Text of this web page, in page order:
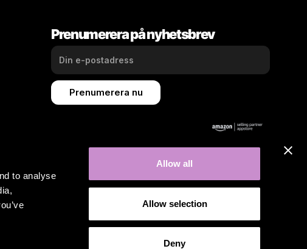
to analyse
Allow all
Allow selection
Deny
Prenumerera på nyhetsbrev